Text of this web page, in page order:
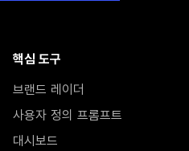
핵심 도구
브랜드 레이더
사용자 정의 프롬프트
대시보드